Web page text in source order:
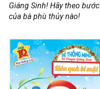
Giáng Sinh! Hãy theo bước
của bà phù thủy nào!